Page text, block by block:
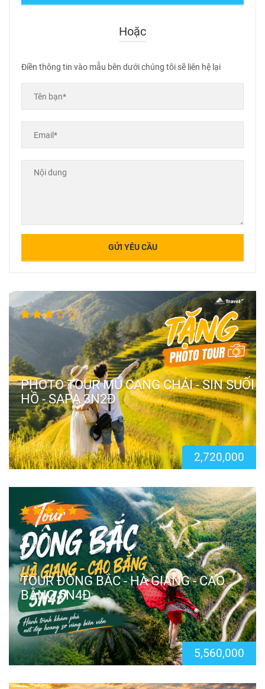
Hoặc
Điền thông tin vào mẫu bên dưới chúng tôi sẽ liên hệ lại
PHOTO TOUR MÙ CANG CHẢI - SIN SUỐI
HỒ - SAPA 3N2Đ
2,720,000
TOUR ĐÔNG BẮC - HÀ GIANG - CAO
BẰNG 5N4Đ
5,560,000